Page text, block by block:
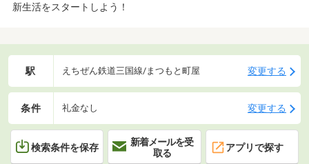
新生活をスタートしよう！
駅 えちぜん鉄道三国線/まつもと町屋 変更する
条件 礼金なし 変更する
検索条件を保存
新着メールを受
取る
アプリで探す